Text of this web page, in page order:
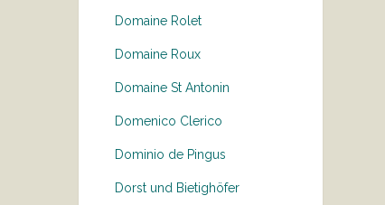
Domaine Rolet
Domaine Roux
Domaine St Antonin
Domenico Clerico
Dominio de Pingus
Dorst und Bietighöfer